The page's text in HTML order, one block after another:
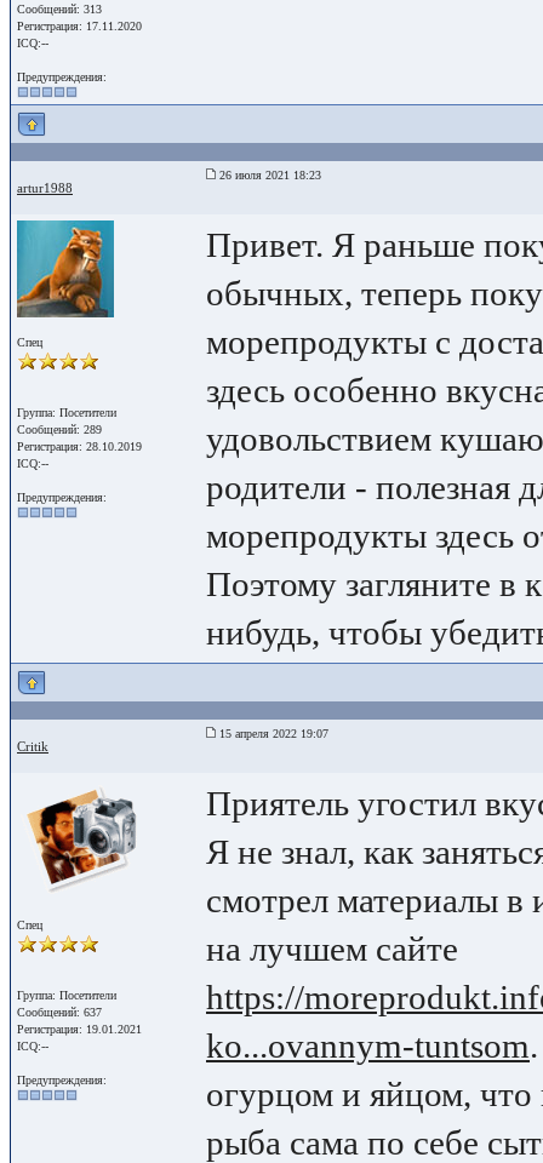
Сообщений: 313
Регистрация: 17.11.2020
ICQ:--
Предупреждения:
artur1988
26 июля 2021 18:23
Спец
Группа: Посетители
Сообщений: 289
Регистрация: 28.10.2019
ICQ:--
Предупреждения:
Привет. Я раньше
обычных, теперь
морепродукты с
здесь особенно
удовольствием
родители - полезная
морепродукты здесь
Поэтому загляните в
нибудь, чтобы
Critik
15 апреля 2022 19:07
Спец
Группа: Посетители
Сообщений: 637
Регистрация: 19.01.2021
ICQ:--
Предупреждения:
Приятель угостил
Я не знал, как
смотрел материалы
на лучшем сайте
https://
ko...ovannym-tuntsom
огурцом и яйцом, что
рыба сама по себе